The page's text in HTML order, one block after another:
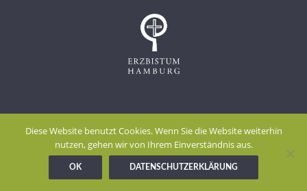
Impressum
Datenschutzerklärung
Meldestelle gem. Hinweisgeberschutzgesetz
Diese Website benutzt Cookies. Wenn Sie die Website weiterhin
nutzen, gehen wir von Ihrem Einverständnis aus.
OK DATENSCHUTZERKLÄRUNG